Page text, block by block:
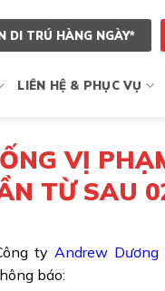
DI TRÚ HÀNG NGÀY*
LIÊN HỆ & PHỤC VỤ
VỊ
TỪ SAU
ty Andrew Dương
báo: